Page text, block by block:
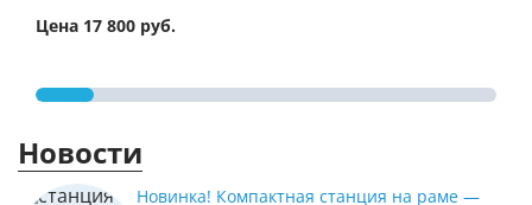
Цена 17 800 руб.
Новости
Новинка! Компактная станция на раме —